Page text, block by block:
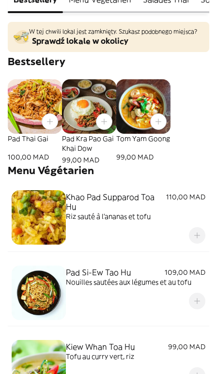
W tej chwili lokal jest zamknięty. Szukasz podobnego miejsca?
Sprawdź lokale w okolicy
Bestsellery
Pad Thai Gai
100,00 MAD
Pad Kra Pao Gai
Khai Dow
99,00 MAD
Tom Yam Goong
99,00 MAD
Menu Végétarien
Khao Pad Supparod Toa
Hu
110,00 MAD
Riz sauté à l’ananas et tofu
Pad Si-Ew Tao Hu
109,00 MAD
Nouilles sautées aux légumes et au tofu
Kiew Whan Toa Hu
99,00 MAD
Tofu au curry vert, riz